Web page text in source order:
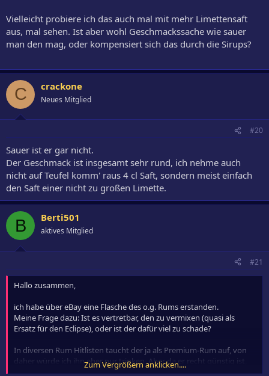
Vielleicht probiere ich das auch mal mit mehr Limettensaft
aus, mal sehen. Ist aber wohl Geschmackssache wie sauer
man den mag, oder kompensiert sich das durch die Sirups?
C crackone
Neues Mitglied
#20
Sauer ist er gar nicht.
Der Geschmack ist insgesamt sehr rund, ich nehme auch
nicht auf Teufel komm' raus 4 cl Saft, sondern meist einfach
den Saft einer nicht zu großen Limette.
B Berti501
aktives Mitglied
#21
Hallo zusammen,
ich habe über eBay eine Flasche des o.g. Rums erstanden.
Meine Frage dazu: Ist es vertretbar, den zu vermixen (quasi als
Ersatz für den Eclipse), oder ist der dafür viel zu schade?
In diversen Rum Hitlisten taucht der ja als Premium-Rum auf, von
daher würde ich ihn eher pur trinken. Aber da er recht günstig ist,
frage ich mich halt, ob der zusätzlich auch zum Vermixen brauchbar
Zum Vergrößern anklicken....